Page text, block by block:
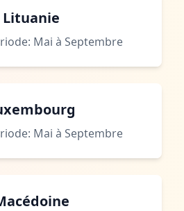
Lituanie
Meilleure Période: Mai à Septembre
Meilleure Période: Mai à Septembre